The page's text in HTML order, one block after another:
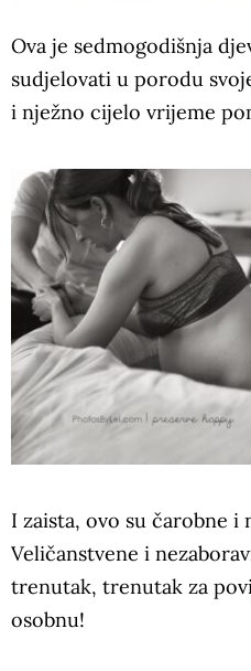
Ova je sedmogodišnja
sudjelovati u porodu
i nježno cijelo vrijeme
I zaista, ovo su čarobne i
Veličanstvene i
trenutak, trenutak za
osobnu!